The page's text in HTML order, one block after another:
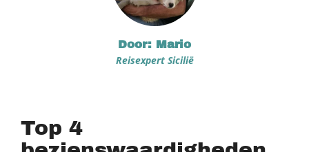
Door: Mario
Reisexpert Sicilië
Top 4